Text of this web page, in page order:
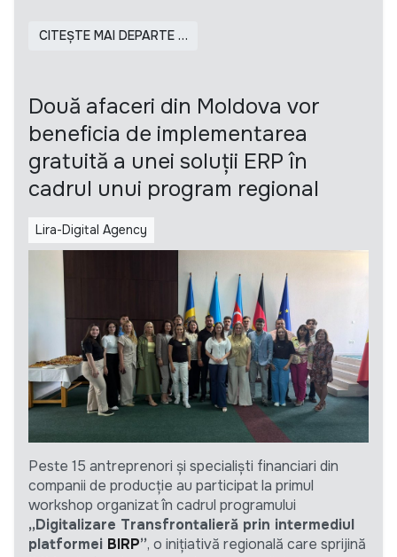
CITEȘTE MAI DEPARTE …
Două afaceri din Moldova vor
beneficia de implementarea
gratuită a unei soluții ERP în
cadrul unui program regional
Lira-Digital Agency
Peste 15 antreprenori și specialiști financiari din
companii de producție au participat la primul
workshop organizat în cadrul programului
„Digitalizare Transfrontalieră prin intermediul
platformei BIRP”, o inițiativă regională care sprijină